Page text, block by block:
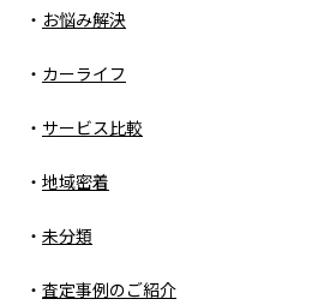
お悩み解決
カーライフ
サービス比較
地域密着
未分類
査定事例のご紹介